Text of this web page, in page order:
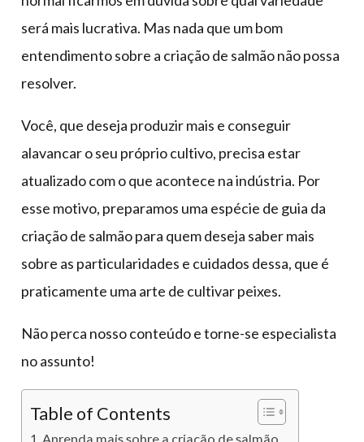
será mais lucrativa. Mas nada que um bom
entendimento sobre a criação de salmão não possa
resolver.
Você, que deseja produzir mais e conseguir
alavancar o seu próprio cultivo, precisa estar
atualizado com o que acontece na indústria. Por
esse motivo, preparamos uma espécie de guia da
criação de salmão para quem deseja saber mais
sobre as particularidades e cuidados dessa, que é
praticamente uma arte de cultivar peixes.
Não perca nosso conteúdo e torne-se especialista
no assunto!
Table of Contents
Aprenda mais sobre a criação de salmão